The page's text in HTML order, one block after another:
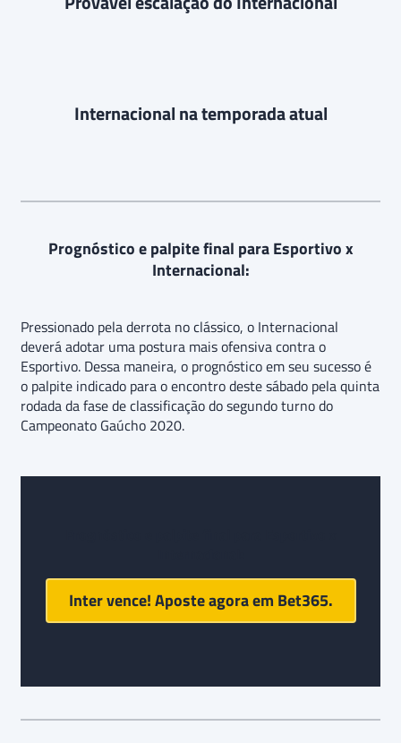
Internacional na temporada atual
Prognóstico e palpite final para Esportivo x
Internacional:
Pressionado pela derrota no clássico, o Internacional
deverá adotar uma postura mais ofensiva contra o
Esportivo. Dessa maneira, o prognóstico em seu sucesso é
o palpite indicado para o encontro deste sábado pela quinta
rodada da fase de classificação do segundo turno do
Campeonato Gaúcho 2020.
Inter vence! Aposte agora em Bet365.